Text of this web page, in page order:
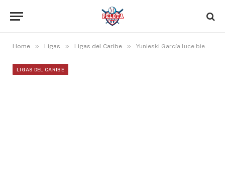
Home » Ligas » Ligas del Caribe » Yunieski García luce bien en su debut en Venezuela
LIGAS DEL CARIBE